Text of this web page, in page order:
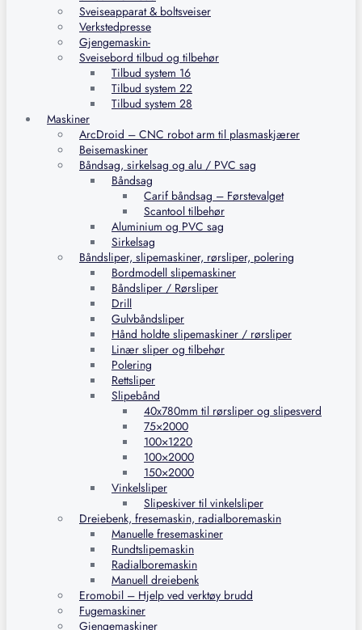
Sveiseapparat & boltsveiser
Verkstedpresse
Gjengemaskin-
Sveisebord tilbud og tilbehør
Tilbud system 16
Tilbud system 22
Tilbud system 28
Maskiner
ArcDroid – CNC robot arm til plasmaskjærer
Beisemaskiner
Båndsag, sirkelsag og alu / PVC sag
Båndsag
Carif båndsag – Førstevalget
Scantool tilbehør
Aluminium og PVC sag
Sirkelsag
Båndsliper, slipemaskiner, rørsliper, polering
Bordmodell slipemaskiner
Båndsliper / Rørsliper
Drill
Gulvbåndsliper
Hånd holdte slipemaskiner / rørsliper
Linær sliper og tilbehør
Polering
Rettsliper
Slipebånd
40x780mm til rørsliper og slipesverd
75×2000
100×1220
100×2000
150×2000
Vinkelsliper
Slipeskiver til vinkelsliper
Dreiebenk, fresemaskin, radialboremaskin
Manuelle fresemaskiner
Rundtslipemaskin
Radialboremaskin
Manuell dreiebenk
Eromobil – Hjelp ved verktøy brudd
Fugemaskiner
Gjengemaskiner